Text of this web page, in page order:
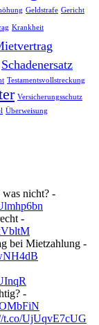
Geldstrafe Gericht
Krankheit
Schadenersatz
Testamentsvollstreckung
Versicherungsschutz
Überweisung
was nicht? -
-
bei Mietzahlung -
-
t.co/UjUqvE7cUG